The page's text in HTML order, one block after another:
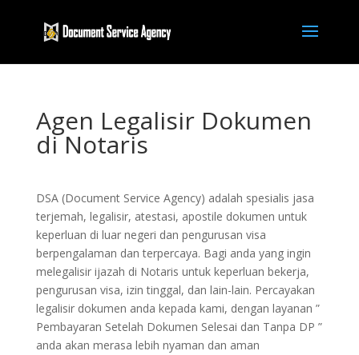
Agen Legalisir Dokumen
di Notaris
DSA (Document Service Agency) adalah spesialis jasa
terjemah, legalisir, atestasi, apostile dokumen untuk
keperluan di luar negeri dan pengurusan visa
berpengalaman dan terpercaya. Bagi anda yang ingin
melegalisir ijazah di Notaris untuk keperluan bekerja,
pengurusan visa, izin tinggal, dan lain-lain. Percayakan
legalisir dokumen anda kepada kami, dengan layanan ”
Pembayaran Setelah Dokumen Selesai dan Tanpa DP ”
anda akan merasa lebih nyaman dan aman